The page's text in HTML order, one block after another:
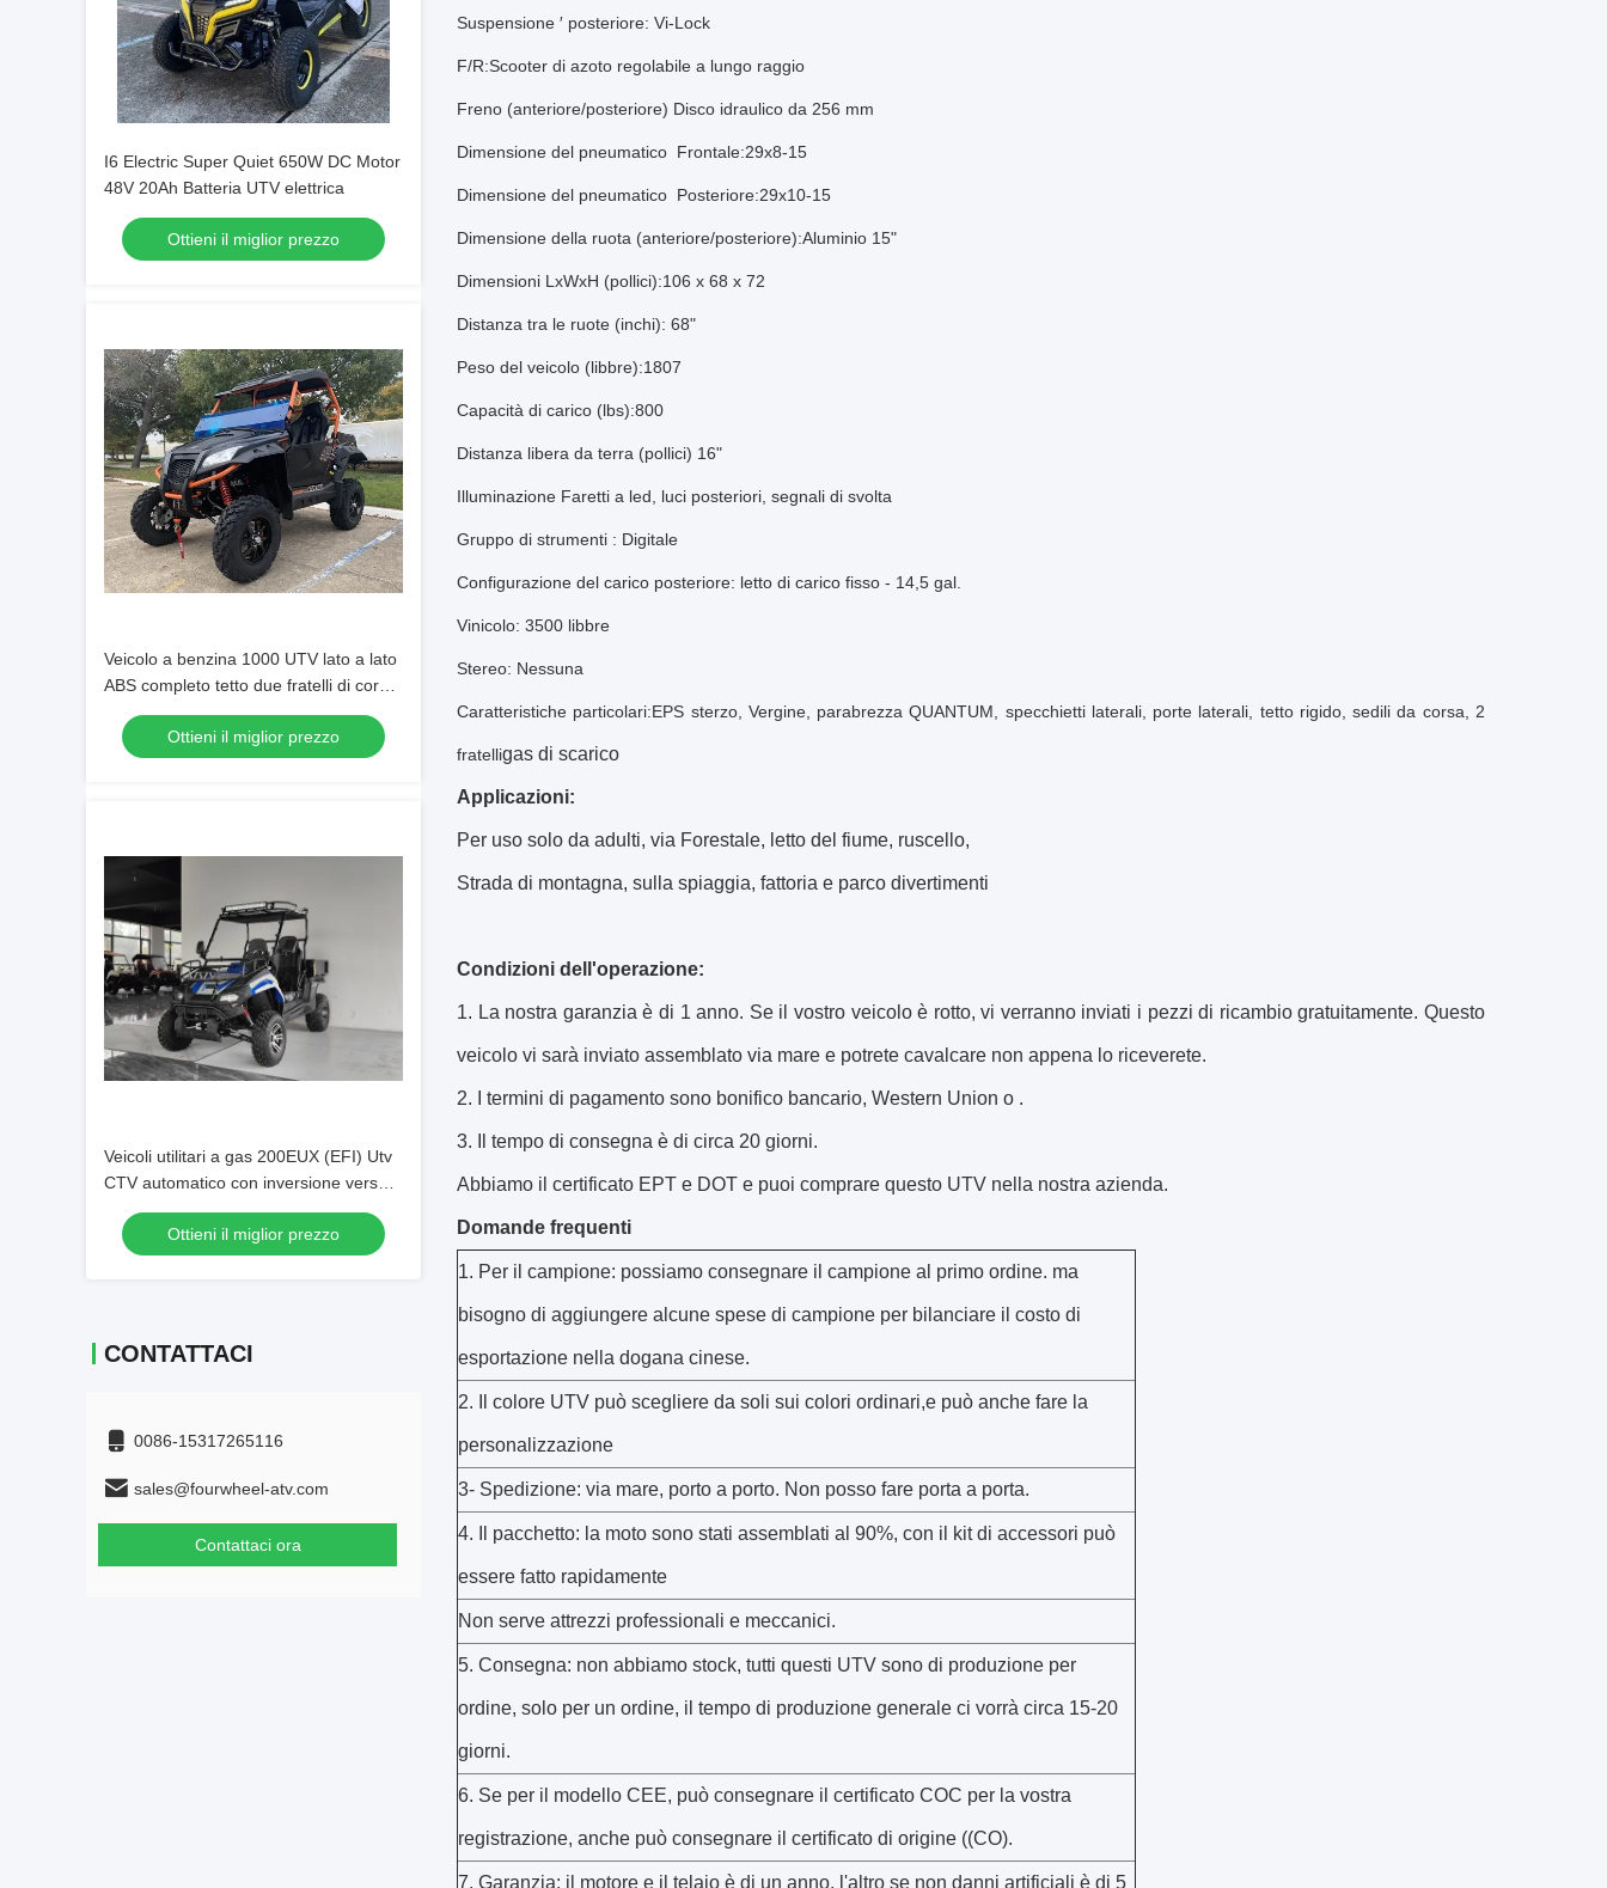
I6 Electric Super Quiet 650W DC Motor
48V 20Ah Batteria UTV elettrica
Ottieni il miglior prezzo
Veicolo a benzina 1000 UTV lato a lato
ABS completo tetto due fratelli di corsa
di scarico
Ottieni il miglior prezzo
Veicoli utilitari a gas 200EUX (EFI) Utv
CTV automatico con inversione verso il
basso 32 gradi
Ottieni il miglior prezzo
CONTATTACI
0086-15317265116
sales@fourwheel-atv.com
Contattaci ora
Suspensione ′ posteriore: Vi-Lock
F/R:Scooter di azoto regolabile a lungo raggio
Freno (anteriore/posteriore) Disco idraulico da 256 mm
Dimensione del pneumatico ️ Frontale:29x8-15
Dimensione del pneumatico ️ Posteriore:29x10-15
Dimensione della ruota (anteriore/posteriore):Aluminio 15"
Dimensioni LxWxH (pollici):106 x 68 x 72
Distanza tra le ruote (inchi): 68"
Peso del veicolo (libbre):1807
Capacità di carico (lbs):800
Distanza libera da terra (pollici) 16"
Illuminazione Faretti a led, luci posteriori, segnali di svolta
Gruppo di strumenti : Digitale
Configurazione del carico posteriore: letto di carico fisso - 14,5 gal.
Vinicolo: 3500 libbre
Stereo: Nessuna
Caratteristiche particolari:EPS sterzo, Vergine, parabrezza QUANTUM, specchietti laterali, porte laterali, tetto rigido, sedili da corsa, 2
fratelligas di scarico
Applicazioni:
Per uso solo da adulti, via Forestale, letto del fiume, ruscello,
Strada di montagna, sulla spiaggia, fattoria e parco divertimenti
Condizioni dell'operazione:
La nostra garanzia è di 1 anno. Se il vostro veicolo è rotto, vi verranno inviati i pezzi di ricambio gratuitamente. Questo
veicolo vi sarà inviato assemblato via mare e potrete cavalcare non appena lo riceverete.
I termini di pagamento sono bonifico bancario, Western Union o .
Il tempo di consegna è di circa 20 giorni.
Abbiamo il certificato EPT e DOT e puoi comprare questo UTV nella nostra azienda.
Domande frequenti
1. Per il campione: possiamo consegnare il campione al primo ordine. ma
bisogno di aggiungere alcune spese di campione per bilanciare il costo di
esportazione nella dogana cinese.
2. Il colore UTV può scegliere da soli sui colori ordinari,e può anche fare la
personalizzazione
3- Spedizione: via mare, porto a porto. Non posso fare porta a porta.
4. Il pacchetto: la moto sono stati assemblati al 90%, con il kit di accessori può
essere fatto rapidamente
Non serve attrezzi professionali e meccanici.
5. Consegna: non abbiamo stock, tutti questi UTV sono di produzione per
ordine, solo per un ordine, il tempo di produzione generale ci vorrà circa 15-20
giorni.
6. Se per il modello CEE, può consegnare il certificato COC per la vostra
registrazione, anche può consegnare il certificato di origine ((CO).
7. Garanzia: il motore e il telaio è di un anno, l'altro se non danni artificiali è di 5